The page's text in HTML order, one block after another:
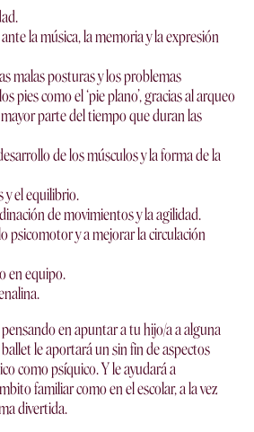
la música, la memoria y la expresión
malas posturas y los problemas
pies como el ‘pie plano’, gracias al arqueo
parte del tiempo que duran las
de los músculos y la forma de la
y el equilibrio.
de movimientos y la agilidad.
psicomotor y a mejorar la circulación
en equipo.
en apuntar a tu hijo/a a alguna
le aportará un sin fin de aspectos
como psíquico. Y le ayudará a
familiar como en el escolar, a la vez
divertida.